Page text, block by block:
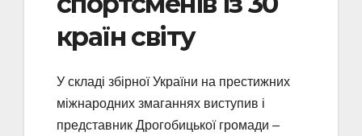
країн світу
У складі збірної України на престижних
міжнародних змаганнях виступив і
представник Дрогобицької громади –